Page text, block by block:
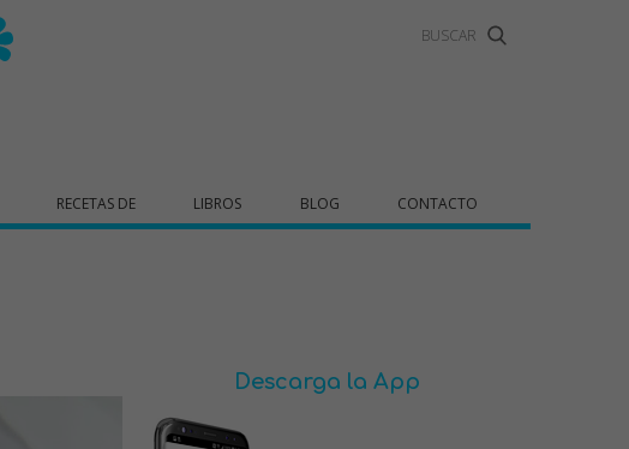
RECETAS DE LIBROS BLOG CONTACTO
Descarga la App